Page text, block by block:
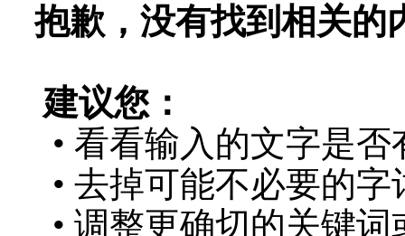
抱歉，没有找到相关的
建议您：
• 看看输入的文字是否
• 去掉可能不必要的字
• 调整更确切的关键